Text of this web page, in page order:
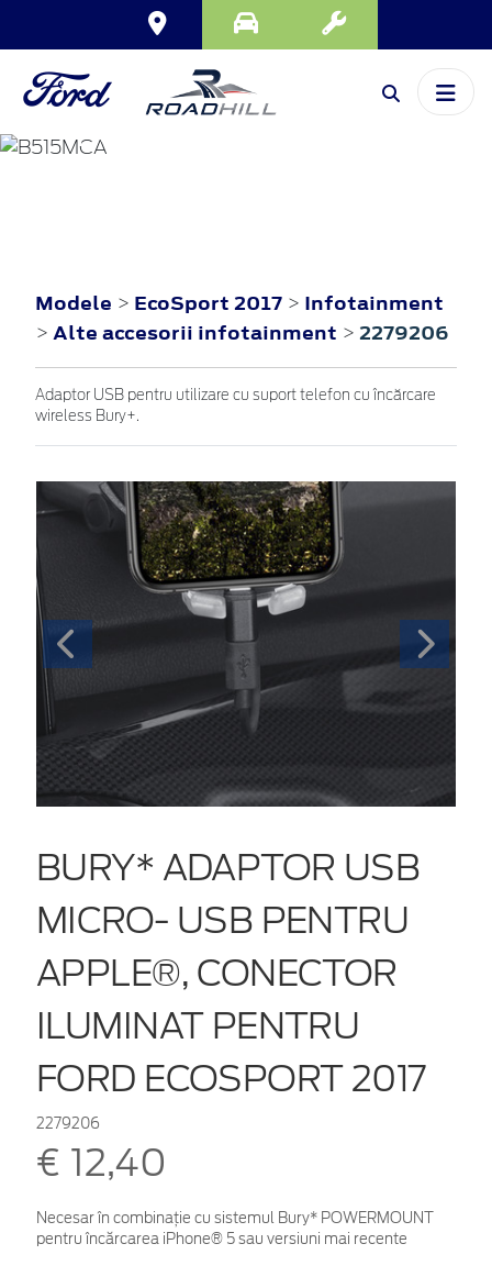
ECOSPORT
Modele > EcoSport 2017 > Infotainment
> Alte accesorii infotainment > 2279206
Adaptor USB pentru utilizare cu suport telefon cu încărcare
wireless Bury+.
BURY* ADAPTOR USB
MICRO- USB PENTRU
APPLE®, CONECTOR
ILUMINAT PENTRU
FORD ECOSPORT 2017
2279206
€ 12,40
Necesar în combinație cu sistemul Bury* POWERMOUNT
pentru încărcarea iPhone® 5 sau versiuni mai recente